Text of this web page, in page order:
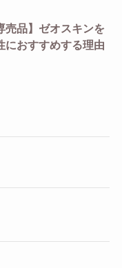
売品】ゼオスキンを
におすすめする理由